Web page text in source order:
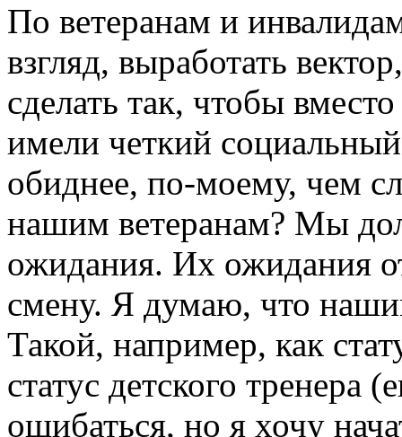
По ветеранам и
взгляд, выработать
сделать так, чтобы
имели четкий
обиднее, по-моему, чем
нашим ветеранам? Мы
ожидания. Их ожидания
смену. Я думаю, что
Такой, например, как
статус детского тренера
ошибаться, но я хочу